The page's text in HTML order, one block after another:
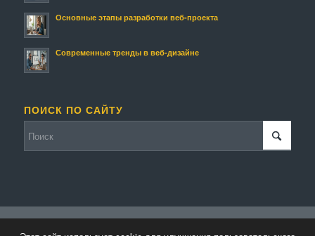
Основные этапы разработки веб-проекта
Современные тренды в веб-дизайне
ПОИСК ПО САЙТУ